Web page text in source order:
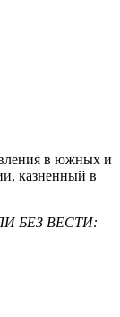
в южных и
казненный в
БЕЗ ВЕСТИ: